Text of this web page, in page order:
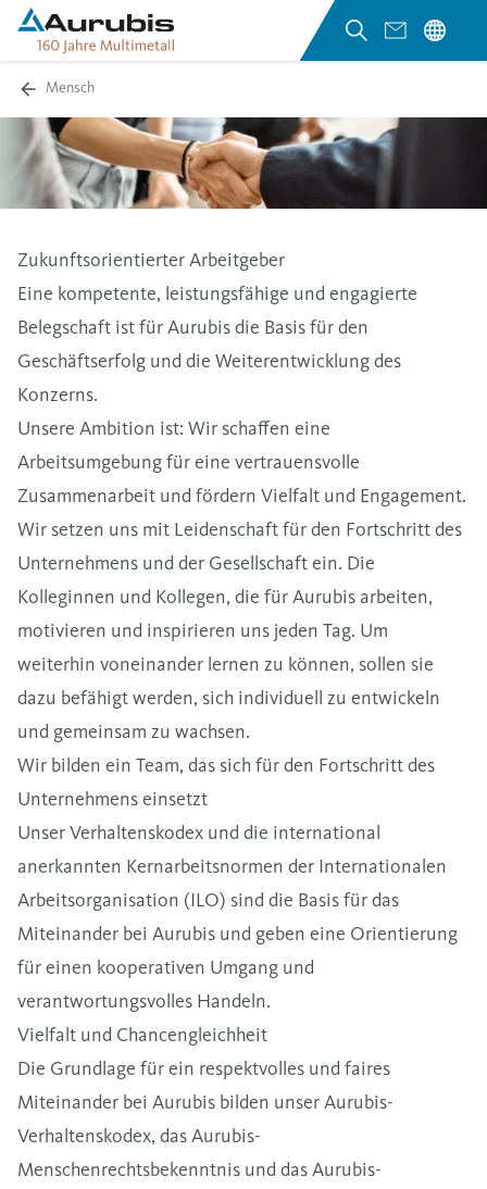
Mensch
Zukunftsorientierter Arbeitgeber
Eine kompetente, leistungsfähige und engagierte
Belegschaft ist für Aurubis die Basis für den
Geschäftserfolg und die Weiterentwicklung des
Konzerns.
Unsere Ambition ist: Wir schaffen eine
Arbeitsumgebung für eine vertrauensvolle
Zusammenarbeit und fördern Vielfalt und Engagement.
Wir setzen uns mit Leidenschaft für den Fortschritt des
Unternehmens und der Gesellschaft ein. Die
Kolleginnen und Kollegen, die für Aurubis arbeiten,
motivieren und inspirieren uns jeden Tag. Um
weiterhin voneinander lernen zu können, sollen sie
dazu befähigt werden, sich individuell zu entwickeln
und gemeinsam zu wachsen.
Wir bilden ein Team, das sich für den Fortschritt des
Unternehmens einsetzt
Unser Verhaltenskodex und die international
anerkannten Kernarbeitsnormen der Internationalen
Arbeitsorganisation (ILO) sind die Basis für das
Miteinander bei Aurubis und geben eine Orientierung
für einen kooperativen Umgang und
verantwortungsvolles Handeln.
Vielfalt und Chancengleichheit
Die Grundlage für ein respektvolles und faires
Miteinander bei Aurubis bilden unserAurubis-
Verhaltenskodex, dasAurubis-
Menschenrechtsbekenntnis und dasAurubis-